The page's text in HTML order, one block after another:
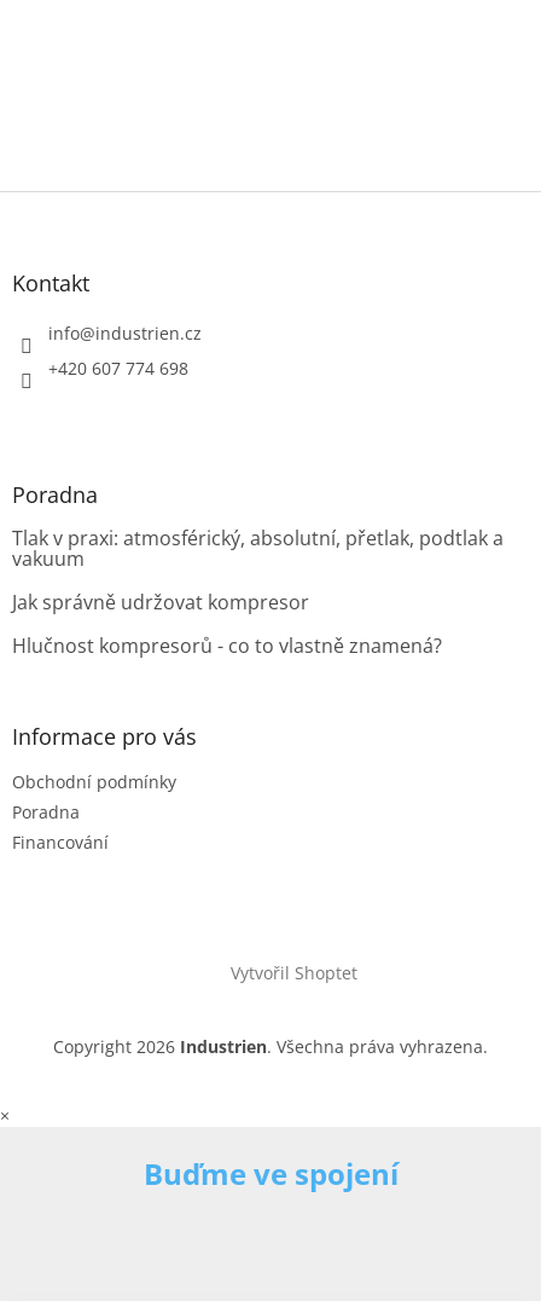
Z
Kontakt
info@industrien.cz
+420 607 774 698
Poradna
Tlak v praxi: atmosférický, absolutní, přetlak, podtlak a
vakuum
Jak správně udržovat kompresor
Hlučnost kompresorů - co to vlastně znamená?
Informace pro vás
Obchodní podmínky
Poradna
Financování
Vytvořil Shoptet
Copyright 2026 Industrien. Všechna práva vyhrazena.
×
Buďme ve spojení